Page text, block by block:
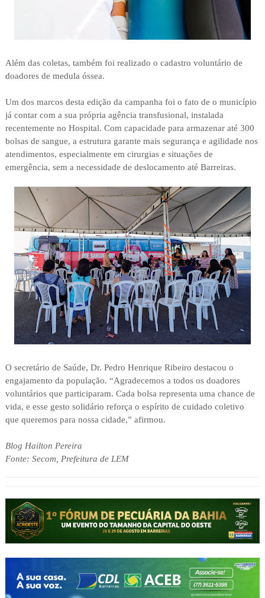
Além das coletas, também foi realizado o cadastro voluntário de
doadores de medula óssea.
Um dos marcos desta edição da campanha foi o fato de o município
já contar com a sua própria agência transfusional, instalada
recentemente no Hospital. Com capacidade para armazenar até 300
bolsas de sangue, a estrutura garante mais segurança e agilidade nos
atendimentos, especialmente em cirurgias e situações de
emergência, sem a necessidade de deslocamento até Barreiras.
O secretário de Saúde, Dr. Pedro Henrique Ribeiro destacou o
engajamento da população. “Agradecemos a todos os doadores
voluntários que participaram. Cada bolsa representa uma chance de
vida, e esse gesto solidário reforça o espírito de cuidado coletivo
que queremos para nossa cidade,” afirmou.
Blog Hailton Pereira
Fonte: Secom, Prefeitura de LEM